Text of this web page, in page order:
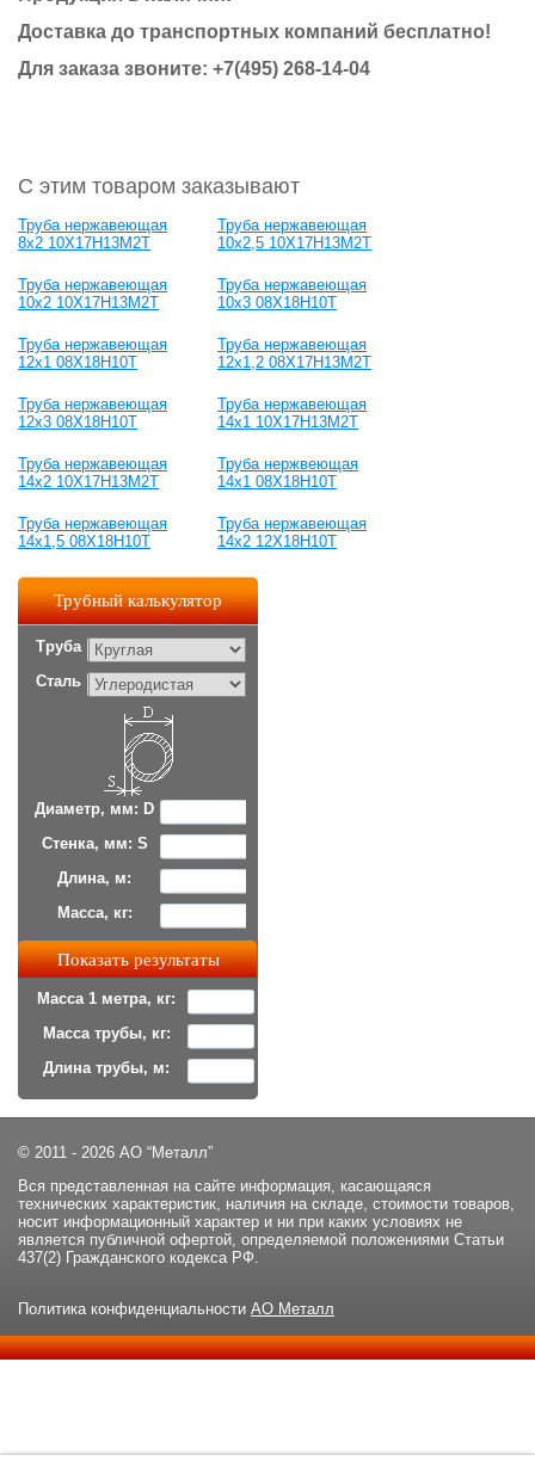
Доставка до транспортных компаний бесплатно!
Для заказа звоните: +7(495) 268-14-04
С этим товаром заказывают
Труба нержавеющая
8х2 10Х17Н13М2Т
Труба нержавеющая
10х2,5 10Х17Н13М2Т
Труба нержавеющая
10х2 10Х17Н13М2Т
Труба нержавеющая
10х3 08Х18Н10Т
Труба нержавеющая
12х1 08Х18Н10Т
Труба нержавеющая
12х1,2 08Х17Н13М2Т
Труба нержавеющая
12х3 08Х18Н10Т
Труба нержавеющая
14х1 10Х17Н13М2Т
Труба нержавеющая
14х2 10Х17Н13М2Т
Труба нержвеющая
14х1 08Х18Н10Т
Труба нержавеющая
14х1,5 08Х18Н10Т
Труба нержавеющая
14х2 12Х18Н10Т
Трубный калькулятор
Труба
Сталь
Диаметр, мм: D
Стенка, мм: S
Длина, м:
Масса, кг:
Масса 1 метра, кг:
Масса трубы, кг:
Длина трубы, м:
© 2011 - 2026 АО “Металл”
Вся представленная на сайте информация, касающаяся
технических характеристик, наличия на складе, стоимости товаров,
носит информационный характер и ни при каких условиях не
является публичной офертой, определяемой положениями Статьи
437(2) Гражданского кодекса РФ.
Политика конфиденциальности АО Металл